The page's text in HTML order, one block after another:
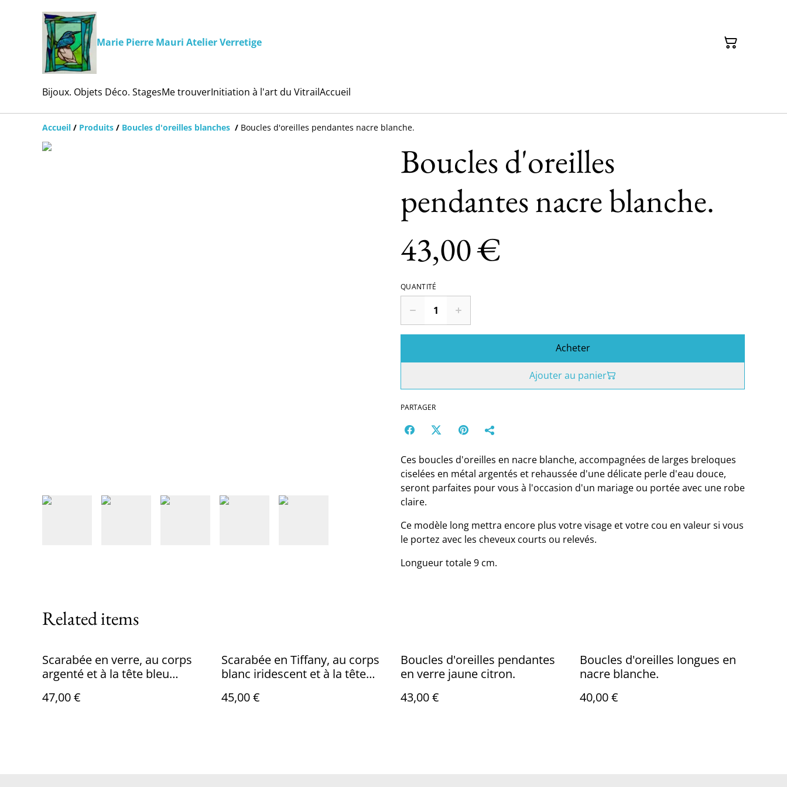
Marie Pierre Mauri Atelier Verretige
Bijoux. Objets Déco. StagesMe trouverInitiation à l'art du VitrailAccueil
Accueil / Produits / Boucles d'oreilles blanches / Boucles d'oreilles pendantes nacre blanche.
Boucles d'oreilles
pendantes nacre blanche.
43,00 €
QUANTITÉ
Acheter
Ajouter au panier
PARTAGER
Ces boucles d'oreilles en nacre blanche, accompagnées de larges breloques
ciselées en métal argentés et rehaussée d'une délicate perle d'eau douce,
seront parfaites pour vous à l'occasion d'un mariage ou portée avec une robe
claire.
Ce modèle long mettra encore plus votre visage et votre cou en valeur si vous
le portez avec les cheveux courts ou relevés.
Longueur totale 9 cm.
Related items
Scarabée en verre, au corps
argenté et à la tête bleu
en magnet.
47,00 €
Scarabée en Tiffany, au corps
blanc iridescent et à la tête
45,00 €
Boucles d'oreilles pendantes
en verre jaune citron.
43,00 €
Boucles d'oreilles longues en
nacre blanche.
40,00 €